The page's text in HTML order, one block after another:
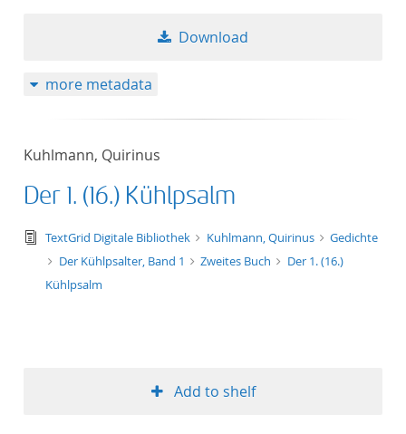
Download
more metadata
Kuhlmann, Quirinus
Der 1. (16.) Kühlpsalm
text/tg.edition+tg.aggregation+xml
TextGrid Digitale Bibliothek Kuhlmann, Quirinus
Gedichte
Der Kühlpsalter, Band 1
Zweites Buch
Der 1. (16.)
Kühlpsalm
Add to shelf